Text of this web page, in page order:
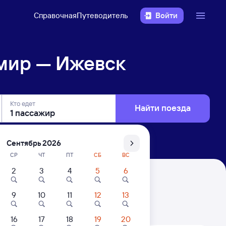
СправочнаяПутеводитель Войти
— Ижевск
Кто едет Найти поезда
Цены за 1 пассажира
Сентябрь 2026
СР ЧТ ПТ СБ ВС
2 3 4 5 6
9 10 11 12 13
16 17 18 19 20